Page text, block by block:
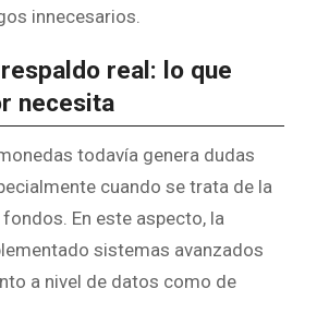
innecesarios.
real: lo que
necesita
todavía genera dudas
cuando se trata de la
En este aspecto, la
sistemas avanzados
a nivel de datos como de